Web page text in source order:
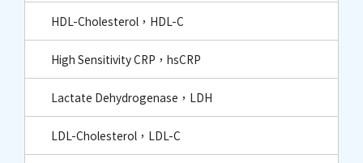
HDL-Cholesterol，HDL-C
High Sensitivity CRP，hsCRP
Lactate Dehydrogenase，LDH
LDL-Cholesterol，LDL-C